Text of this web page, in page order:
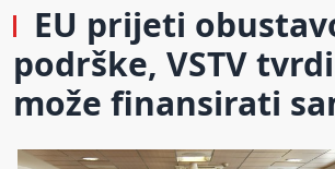
EU prijeti
podrške, VSTV
može finansirati